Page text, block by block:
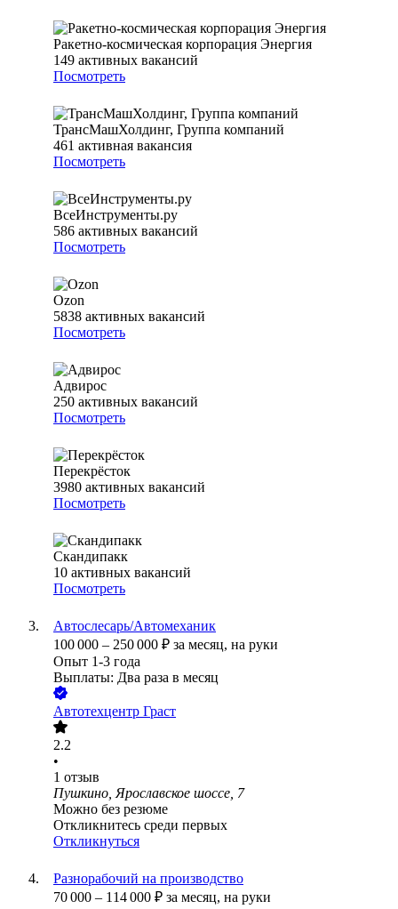
Ракетно-космическая корпорация Энергия
149 активных вакансий
Посмотреть
ТрансМашХолдинг, Группа компаний
461 активная вакансия
Посмотреть
ВсеИнструменты.ру
586 активных вакансий
Посмотреть
Ozon
5838 активных вакансий
Посмотреть
Адвирос
250 активных вакансий
Посмотреть
Перекрёсток
3980 активных вакансий
Посмотреть
Скандипакк
10 активных вакансий
Посмотреть
Автослесарь/Автомеханик
100 000 – 250 000 ₽ за месяц, на руки
Опыт 1-3 года
Выплаты: Два раза в месяц
Автотехцентр Граст
2.2
•
1 отзыв
Пушкино, Ярославское шоссе, 7
Можно без резюме
Откликнитесь среди первых
Откликнуться
Разнорабочий на производство
70 000 – 114 000 ₽ за месяц, на руки